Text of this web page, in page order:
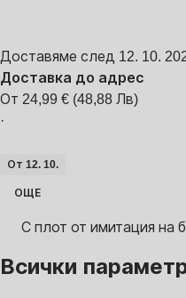
Доставяме след 12. 10.
Доставка до адрес
От 24,99 € (48,88 Лв)
·
От 12. 10.
ОЩЕ
С плот от имитация на
Всички